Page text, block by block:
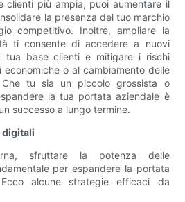
clienti più ampia, puoi aumentare il
la presenza del tuo marchio
competitivo. Inoltre, ampliare la
ti consente di accedere a nuovi
tua base clienti e mitigare i rischi
o al cambiamento delle
tu sia un piccolo grossista o
la tua portata aziendale è
successo a lungo termine.
digitali
sfruttare la potenza delle
per espandere la portata
alcune strategie efficaci da